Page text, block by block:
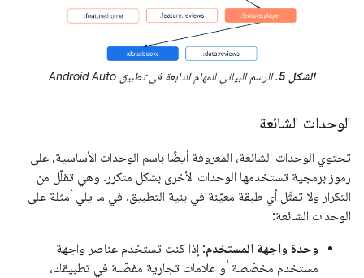
الشكل 5 . الرسم البياني للمهام التابعة في تطبيق Android Auto
الوحدات الشائعة
تحتوي الوحدات الشائعة، المعروفة أيضًا باسم الوحدات الأساسية، على
رموز برمجية تستخدمها الوحدات الأخرى بشكل متكرر. وهي تقلّل من
التكرار ولا تمثّل أي طبقة معيّنة في بنية التطبيق. في ما يلي أمثلة على
الوحدات الشائعة:
وحدة واجهة المستخدم: إذا كنت تستخدم عناصر واجهة
مستخدم مخصّصة أو علامات تجارية مفصّلة في تطبيقك،